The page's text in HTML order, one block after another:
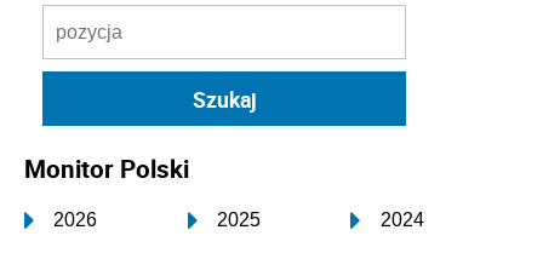
Monitor Polski
2026 2025 2024